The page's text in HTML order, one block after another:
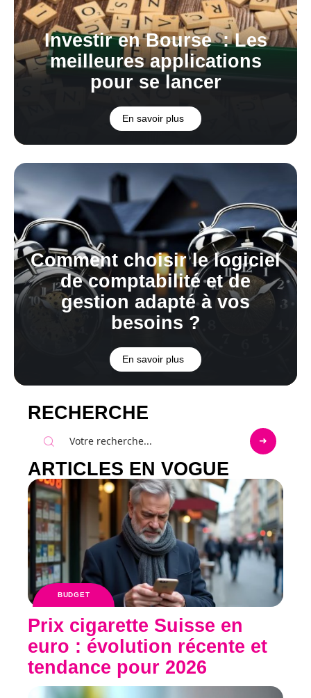
Investir en Bourse : Les
meilleures applications
pour se lancer
En savoir plus
Comment choisir le logiciel
de comptabilité et de
gestion adapté à vos
besoins ?
En savoir plus
RECHERCHE
ARTICLES EN VOGUE
BUDGET
Prix cigarette Suisse en
euro : évolution récente et
tendance pour 2026